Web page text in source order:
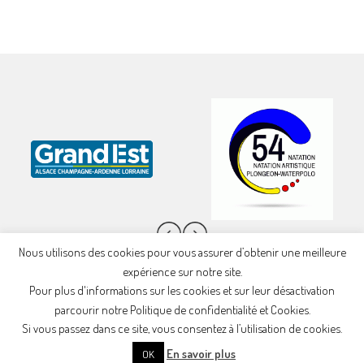
© 2026USB Longwy Natation - FFN : 2 31 054 00470
| Theme: AccessPress Mag
Nous utilisons des cookies pour vous assurer d’obtenir une meilleure
expérience sur notre site.
Pour plus d'informations sur les cookies et sur leur désactivation
parcourir notre Politique de confidentialité et Cookies.
Si vous passez dans ce site, vous consentez à l’utilisation de cookies.
OK En savoir plus